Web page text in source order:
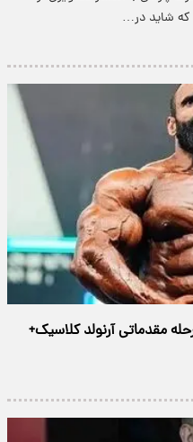
که شاید در…
مقدماتی آرنولد کلاسیک+